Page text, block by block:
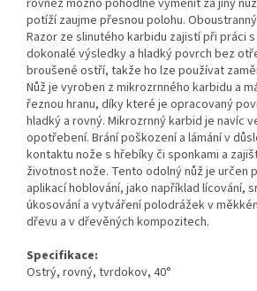
rovněž možno pohodlně vyměnit za jiný
potíží zaujme přesnou polohu.
Razor ze slinutého karbidu zajistí při práci
dokonalé výsledky a hladký povrch bez
broušené ostří, takže ho lze používat
Nůž je vyroben z mikrozrnného karbidu a
řeznou hranu, díky které je opracovaný
hladký a rovný. Mikrozrnný karbid je navíc
opotřebení. Brání poškození a lámání v
kontaktu nože s hřebíky či sponkami a
životnost nože. Tento odolný nůž je určen
aplikací hoblování, jako například lícování,
úkosování a vytváření polodrážek v
dřevu a v dřevěných kompozitech.
Specifikace:
Ostrý, rovný, tvrdokov, 40°